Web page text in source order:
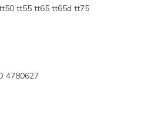
tt55 tt65 tt65d tt75
4780627